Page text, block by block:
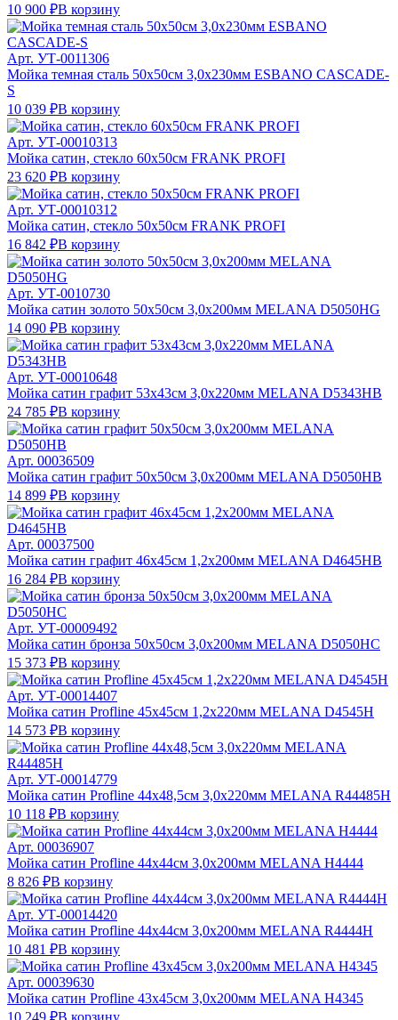
10 900 ₽В корзину
Арт. УТ-0011306
Мойка темная сталь 50х50см 3,0х230мм ESBANO CASCADE-
S
10 039 ₽В корзину
Арт. УТ-00010313
Мойка сатин, стекло 60х50см FRANK PROFI
23 620 ₽В корзину
Арт. УТ-00010312
Мойка сатин, стекло 50х50см FRANK PROFI
16 842 ₽В корзину
Арт. УТ-0010730
Мойка сатин золото 50х50см 3,0х200мм MELANA D5050HG
14 090 ₽В корзину
Арт. УТ-00010648
Мойка сатин графит 53х43см 3,0х220мм MELANA D5343HB
24 785 ₽В корзину
Арт. 00036509
Мойка сатин графит 50х50см 3,0х200мм MELANA D5050HB
14 899 ₽В корзину
Арт. 00037500
Мойка сатин графит 46х45см 1,2х200мм MELANA D4645HB
16 284 ₽В корзину
Арт. УТ-00009492
Мойка сатин бронза 50х50см 3,0х200мм MELANA D5050HС
15 373 ₽В корзину
Арт. УТ-00014407
Мойка сатин Profline 45х45см 1,2х220мм MELANA D4545H
14 573 ₽В корзину
Арт. УТ-00014779
Мойка сатин Profline 44х48,5см 3,0х220мм MELANA R44485H
10 118 ₽В корзину
Арт. 00036907
Мойка сатин Profline 44х44см 3,0х200мм MELANA Н4444
8 826 ₽В корзину
Арт. УТ-00014420
Мойка сатин Profline 44х44см 3,0х200мм MELANA R4444Н
10 481 ₽В корзину
Арт. 00039630
Мойка сатин Profline 43х45см 3,0х200мм MELANA Н4345
10 249 ₽В корзину